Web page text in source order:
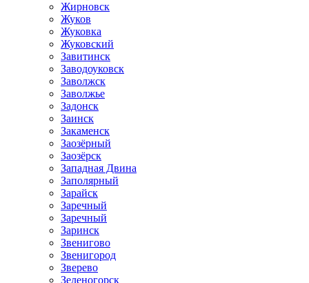
Жирновск
Жуков
Жуковка
Жуковский
Завитинск
Заводоуковск
Заволжск
Заволжье
Задонск
Заинск
Закаменск
Заозёрный
Заозёрск
Западная Двина
Заполярный
Зарайск
Заречный
Заречный
Заринск
Звенигово
Звенигород
Зверево
Зеленогорск